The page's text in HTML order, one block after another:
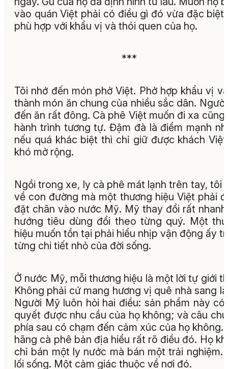
vào quán Việt phải có điều gì đó vừa đặc biệt
phù hợp với khẩu vị và thói quen của họ.
***
Tôi nhớ đến món phở Việt. Phở hợp khẩu vị
thành món ăn chung của nhiều sắc dân.
đến ăn rất đông. Cà phê Việt muốn đi xa cũng
hành trình tương tự. Đậm đà là điểm mạnh
nếu quá khác biệt thì chỉ giữ được khách
khó mở rộng.
Ngồi trong xe, ly cà phê mát lạnh trên tay, tôi
về con đường mà một thương hiệu Việt phải
đặt chân vào nước Mỹ. Mỹ thay đổi rất
hướng tiêu dùng đổi theo từng quý. Một
hiệu muốn tồn tại phải hiểu nhịp vận động ấy
từng chi tiết nhỏ của đời sống.
Ở nước Mỹ, mỗi thương hiệu là một lời tự giới
Không phải cứ mang hương vị quê nhà sang
Người Mỹ luôn hỏi hai điều: sản phẩm này có
quyết được nhu cầu của họ không; và câu
phía sau có chạm đến cảm xúc của họ không.
hãng cà phê bản địa hiểu rất rõ điều đó. Họ
chỉ bán một ly nước mà bán một trải nghiệm.
lối sống. Một cảm giác thuộc về nơi đó.